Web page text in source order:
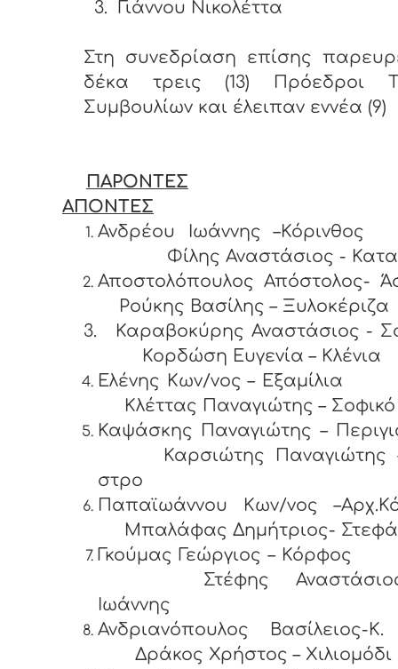
3. Γιάννου Νικολέττα
Στη συνεδρίαση επίσης
δέκα τρεις (13) Πρόεδροι
Συμβουλίων και έλειπαν εννέα (9)
ΠΑΡΟΝΤΕΣ
ΑΠΟΝΤΕΣ
Ανδρέου Ιωάννης
Φίλης Αναστάσιος -
Αποστολόπουλος
Ρούκης Βασίλης – Ξυλοκέριζα
3.
Καραβοκύρης Αναστάσιος -
Κορδώση Ευγενία – Κλένια
Ελένης Κων/νος –
Κλέττας Παναγιώτης – Σοφικό
Καψάσκης Παναγιώτης –
Καρσιώτης Παναγιώτης
στρο
Παπαϊωάννου Κων/νος
Μπαλάφας Δημήτριος-
Γκούμας Γεώργιος –
Στέφης Αναστάσιος
Ιωάννης
Ανδριανόπουλος Βασίλειος-
Δράκος Χρήστος – Χιλιομόδι